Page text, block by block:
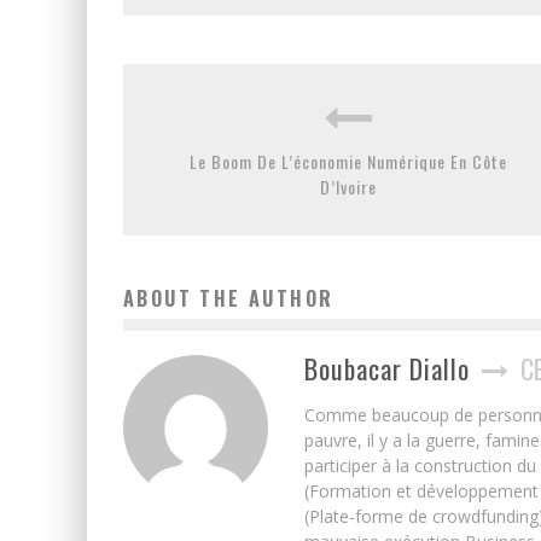
Le Boom De L’économie Numérique En Côte
D’Ivoire
ABOUT THE AUTHOR
Boubacar Diallo
Comme beaucoup de
pauvre, il y a la guerre,
participer à la construction du
(Formation et
(Plate-forme de